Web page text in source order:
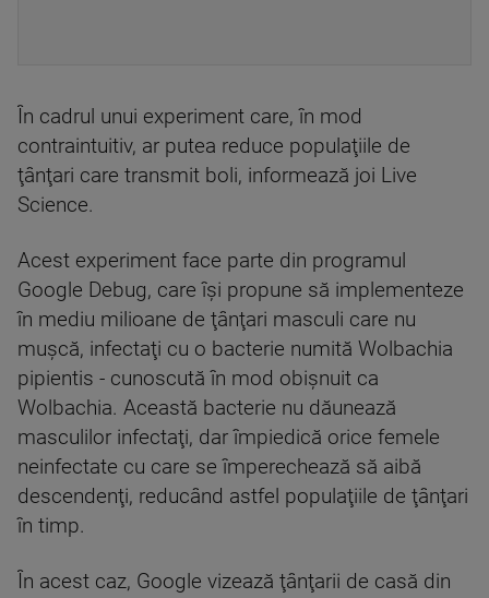
În cadrul unui experiment care, în mod
contraintuitiv, ar putea reduce populaţiile de
ţânţari care transmit boli, informează joi Live
Science.
Acest experiment face parte din programul
Google Debug, care îşi propune să implementeze
în mediu milioane de ţânţari masculi care nu
muşcă, infectaţi cu o bacterie numită Wolbachia
pipientis - cunoscută în mod obişnuit ca
Wolbachia. Această bacterie nu dăunează
masculilor infectaţi, dar împiedică orice femele
neinfectate cu care se împerechează să aibă
descendenţi, reducând astfel populaţiile de ţânţari
în timp.
În acest caz, Google vizează ţânţarii de casă din